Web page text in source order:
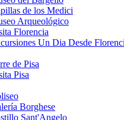
de los Medici
Arqueológico
Florencia
Un Dia Desde
de Pisa
Pisa
Borghese
Sant'Angelo